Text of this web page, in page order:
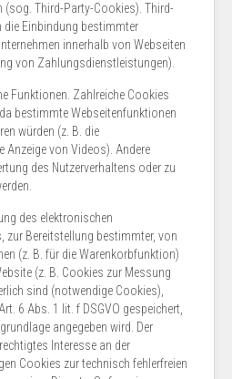
(sog. Third-Party-Cookies). Third-
Einbindung bestimmter
innerhalb von Webseiten
von Zahlungsdienstleistungen).
Funktionen. Zahlreiche Cookies
bestimmte Webseitenfunktionen
würden (z. B. die
Anzeige von Videos). Andere
des Nutzerverhaltens oder zu
des elektronischen
Bereitstellung bestimmter, von
(z. B. für die Warenkorbfunktion)
(z. B. Cookies zur Messung
sind (notwendige Cookies),
6 Abs. 1 lit. f DSGVO gespeichert,
angegeben wird. Der
Interesse an der
Cookies zur technisch fehlerfreien